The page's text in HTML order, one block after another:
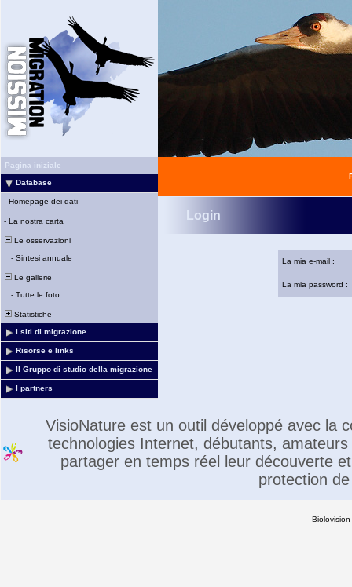
Pagina iniziale
Database
- Homepage dei dati
- La nostra carta
Le osservazioni
- Sintesi annuale
Le gallerie
- Tutte le foto
Statistiche
I siti di migrazione
Risorse e links
Il Gruppo di studio della migrazione
I partners
Login
La mia e-mail :
La mia password :
VisioNature est un outil développé avec la
technologies Internet, débutants,
partager en temps réel leur découverte
protection
Biolovision